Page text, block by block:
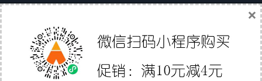
导航|中国家具网
|
Affiliate Directory|外贸直通职
深圳市易派智能科技有限公司 © 2012-2020 版权所有 备
×